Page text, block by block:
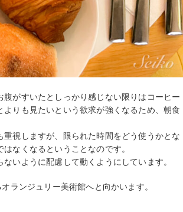
がすいたとしっかり感じない限りはコーヒー
りも見たいという欲求が強くなるため、朝食
視しますが、限られた時間をどう使うかとな
なくなるということなのです。
いように配慮して動くようにしています。
ランジュリー美術館へと向かいます。